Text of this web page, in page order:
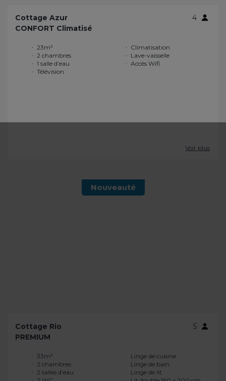
Cottage Azur
4
CONFORT Climatisé
23m²
2 chambres
1 salle d’eau
Télévision
Climatisation
Lave-vaisselle
Accès Wifi
Voir plus
Nouveauté
Cottage Rio
5
PREMIUM
33m²
2 chambres
2 salles d’eau
Linge de cuisine
Linge de bain
Linge de lit